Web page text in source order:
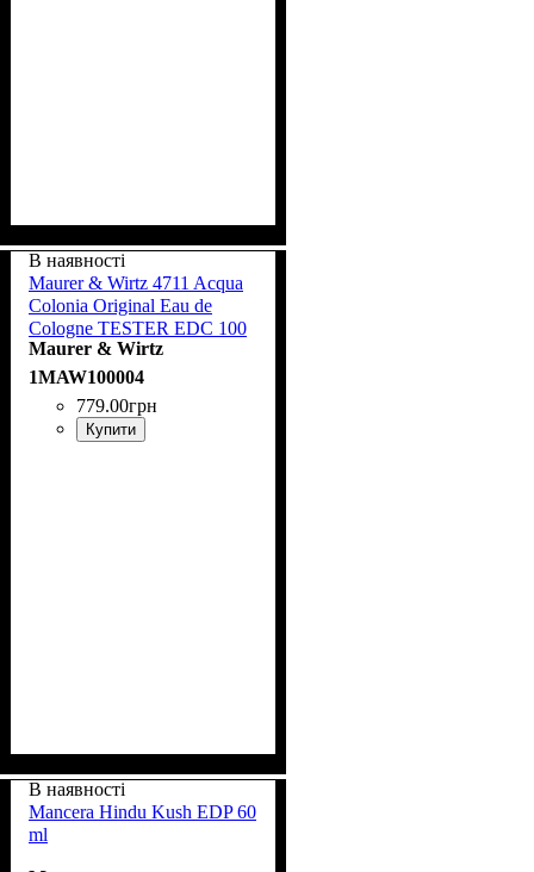
В наявності
Maurer & Wirtz 4711 Acqua
Colonia Original Eau de
Cologne TESTER EDС 100
ml spray
Maurer & Wirtz
1MAW100004
779.00грн
Купити
В наявності
Mancera Hindu Kush EDP 60
ml